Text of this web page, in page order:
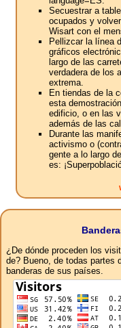
Secuestrar a
ocupados y
Wisart con el
Pellizcar la línea
gráficos
largo de las
verdadera de los
extrema.
En tiendas de la
esta
edificio, o en las
además de las
Durante las
activismo o
gente a lo largo
es:
¿De dónde proceden los
de? Bueno, de todas partes
banderas de sus países.